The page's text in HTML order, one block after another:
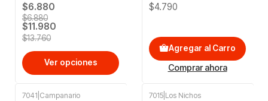
$6.880
$6.880
$11.980
$13.760
Ver opciones
$4.790
Agregar al Carro
Comprar ahora
7041 Campanario 7015 Los Nichos